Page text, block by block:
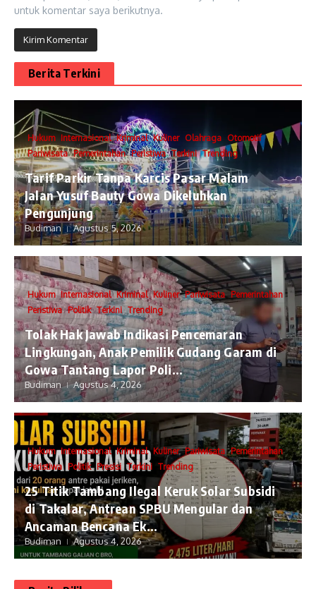
untuk komentar saya berikutnya.
Berita Terkini
Hukum Internasional Kriminal Kuliner Olahraga Otomotif
Pariwisata Pemerintahan Peristiwa Terkini Trending
Tarif Parkir Tanpa Karcis Pasar Malam
Jalan Yusuf Bauty Gowa Dikeluhkan
Pengunjung
Budiman Agustus 5, 2026
Hukum Internasional Kriminal Kuliner Pariwisata Pemerintahan
Peristiwa Politik Terkini Trending
Tolak Hak Jawab Indikasi Pencemaran
Lingkungan, Anak Pemilik Gudang Garam di
Gowa Tantang Lapor Poli...
Budiman Agustus 4, 2026
Hukum Internasional Kriminal Kuliner Pariwisata Pemerintahan
Peristiwa Politik Presisi Terkini Trending
25 Titik Tambang Ilegal Keruk Solar Subsidi
di Takalar, Antrean SPBU Mengular dan
Ancaman Bencana Ek...
Budiman Agustus 4, 2026